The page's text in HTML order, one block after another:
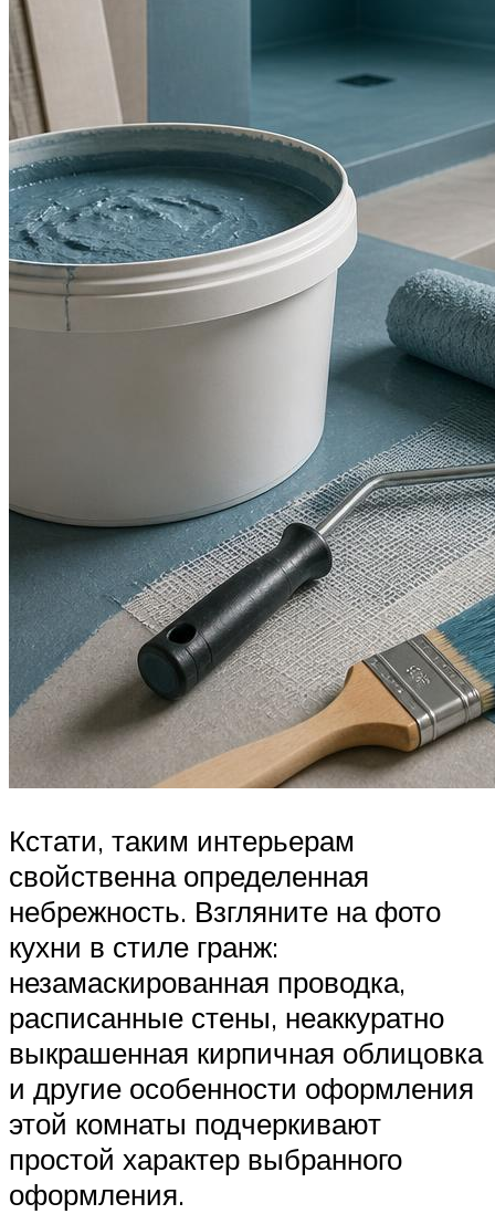
Кстати, таким интерьерам
свойственна определенная
небрежность. Взгляните на фото
кухни в стиле гранж:
незамаскированная проводка,
расписанные стены, неаккуратно
выкрашенная кирпичная облицовка
и другие особенности оформления
этой комнаты подчеркивают
простой характер выбранного
оформления.